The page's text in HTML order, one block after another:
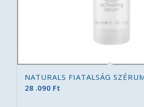
NATURALS FIATALSÁG
28 .090 Ft